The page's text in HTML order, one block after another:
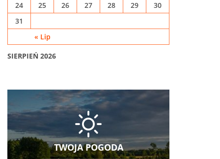
SIERPIEŃ 2026
« Lip
24
25 26 27 28 29
30
31
TWOJA POGODA